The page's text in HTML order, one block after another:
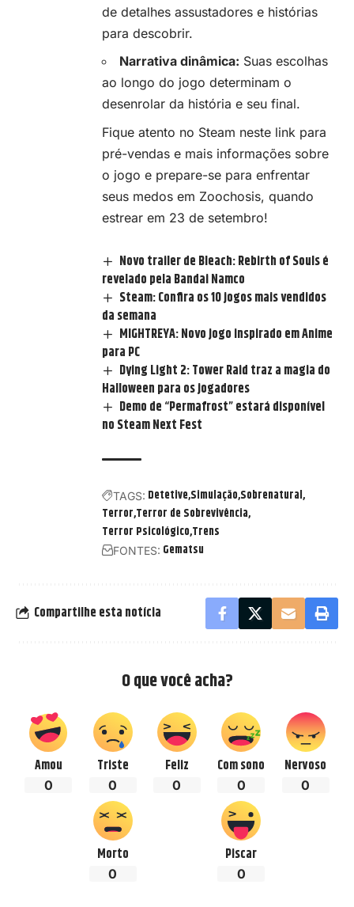
de detalhes assustadores e histórias
para descobrir.
Narrativa dinâmica: Suas escolhas
ao longo do jogo determinam o
desenrolar da história e seu final.
Fique atento no Steam neste link para
pré-vendas e mais informações sobre
o jogo e prepare-se para enfrentar
seus medos em Zoochosis, quando
estrear em 23 de setembro!
Novo trailer de Bleach: Rebirth of Souls é
revelado pela Bandai Namco
Steam: Confira os 10 jogos mais vendidos
da semana
MIGHTREYA: Novo jogo inspirado em Anime
para PC
Dying Light 2: Tower Raid traz a magia do
Halloween para os jogadores
Demo de “Permafrost” estará disponível
no Steam Next Fest
TAGS: Detetive Simulação Sobrenatural
Terror Terror de Sobrevivência
Terror Psicológico Trens
FONTES: Gematsu
Compartilhe esta notícia
O que você acha?
Amou
0
Triste
0
Feliz
0
Com sono
0
Nervoso
0
Morto
0
Piscar
0